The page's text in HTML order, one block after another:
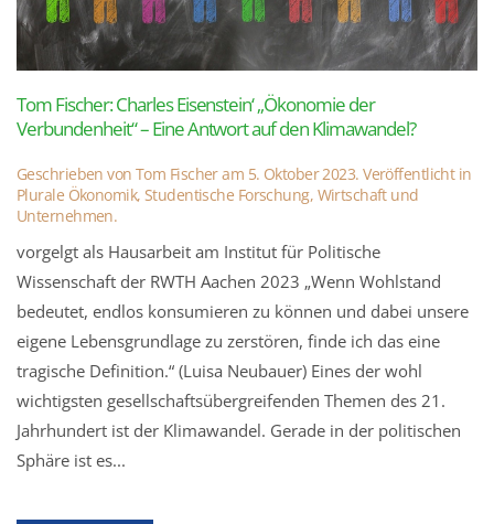
Tom Fischer: Charles Eisenstein‘ „Ökonomie der
Verbundenheit“ – Eine Antwort auf den Klimawandel?
Geschrieben vonTom Fischeram 5. Oktober 2023. Veröffentlicht in
Plurale Ökonomik, Studentische Forschung, Wirtschaft und
Unternehmen.
vorgelgt als Hausarbeit am Institut für Politische
Wissenschaft der RWTH Aachen 2023 „Wenn Wohlstand
bedeutet, endlos konsumieren zu können und dabei unsere
eigene Lebensgrundlage zu zerstören, finde ich das eine
tragische Definition.“ (Luisa Neubauer) Eines der wohl
wichtigsten gesellschaftsübergreifenden Themen des 21.
Jahrhundert ist der Klimawandel. Gerade in der politischen
Sphäre ist es...